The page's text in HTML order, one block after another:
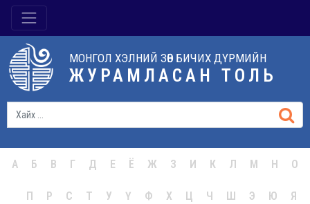
МОНГОЛ ХЭЛНИЙ ЗӨВ БИЧИХ ДҮРМИЙН
ЖУРАМЛАСАН ТОЛЬ
А Б В Г Д Е Ё Ж З И К Л М Н О
П Р С Т У Ү Ф Х Ц Ч Ш Э Ю Я